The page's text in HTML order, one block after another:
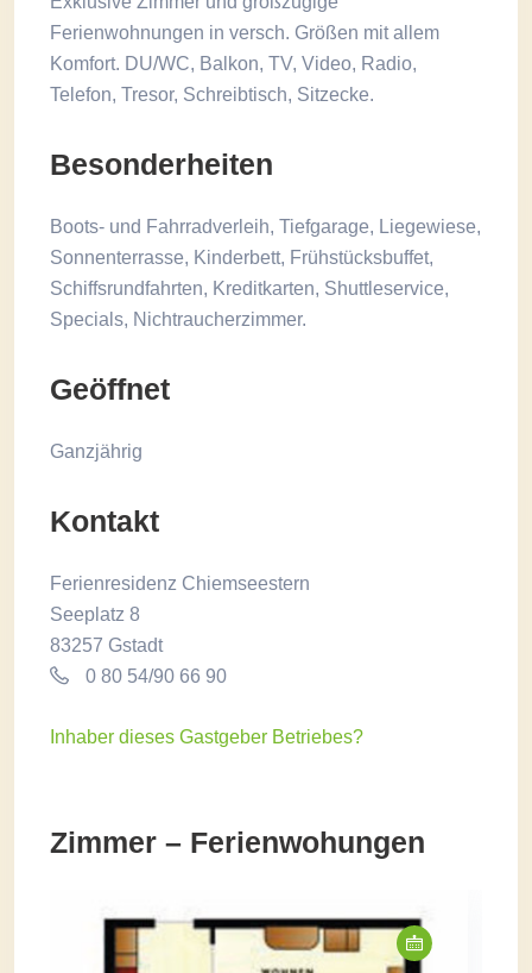
Ferienwohnungen in versch. Größen mit allem
Komfort. DU/WC, Balkon, TV, Video, Radio,
Telefon, Tresor, Schreibtisch, Sitzecke.
Besonderheiten
Boots- und Fahrradverleih, Tiefgarage, Liegewiese,
Sonnenterrasse, Kinderbett, Frühstücksbuffet,
Schiffsrundfahrten, Kreditkarten, Shuttleservice,
Specials, Nichtraucherzimmer.
Geöffnet
Ganzjährig
Kontakt
Ferienresidenz Chiemseestern
Seeplatz 8
83257 Gstadt
0 80 54/90 66 90
Inhaber dieses Gastgeber Betriebes?
Zimmer – Ferienwohungen